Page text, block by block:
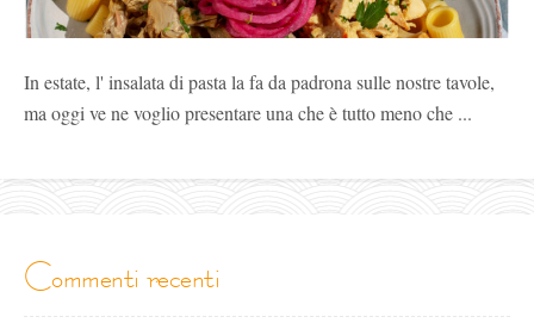
In estate, l' insalata di pasta la fa da padrona sulle nostre tavole,
ma oggi ve ne voglio presentare una che è tutto meno che ...
commenti recenti